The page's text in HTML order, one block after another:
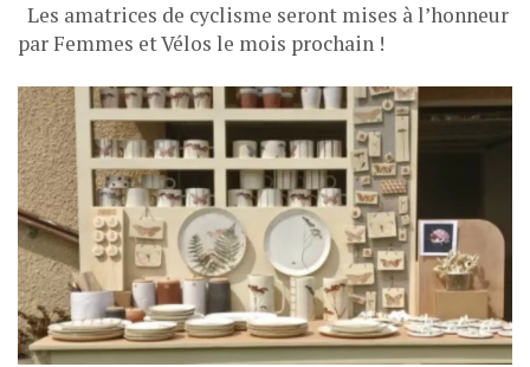
Les amatrices de cyclisme seront mises à l’honneur
par Femmes et Vélos le mois prochain !